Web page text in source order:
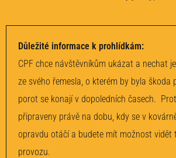
Důležité informace k prohlídkám:
CPF chce návštěvníkům ukázat a nechat
ze svého řemesla, o kterém by byla škoda
porot se konají v dopoledních časech.
připraveny právě na dobu, kdy se v
opravdu otáčí a budete mít možnost vidět
provozu.